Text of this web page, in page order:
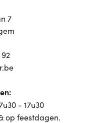
7
- 17u30
op feestdagen.